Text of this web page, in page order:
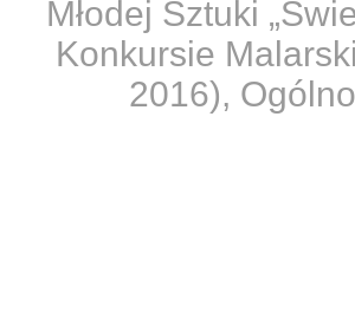
Młodej Sztuki
Konkursie
2016),